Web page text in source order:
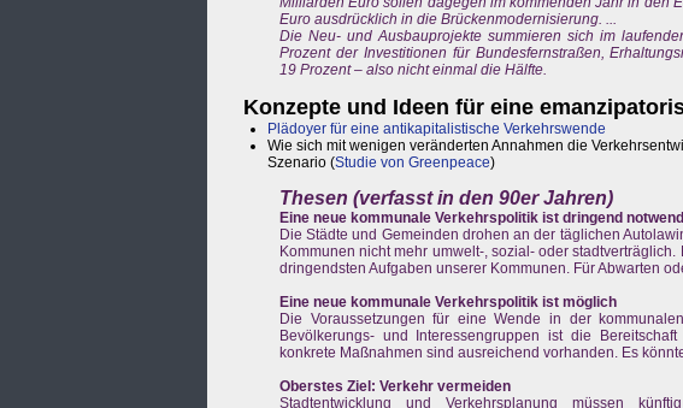
Euro ausdrücklich in die Brückenmodernisierung. ...
Die Neu- und Ausbauprojekte summieren sich im
Prozent der Investitionen für Bundesfernstraßen,
19 Prozent – also nicht einmal die Hälfte.
Konzepte und Ideen für eine
Plädoyer für eine antikapitalistische Verkehrswende
Wie sich mit wenigen veränderten Annahmen die
Szenario (Studie von Greenpeace)
Thesen (verfasst in den 90er Jahren)
Eine neue kommunale Verkehrspolitik ist dringend
Die Städte und Gemeinden drohen an der täglichen
Kommunen nicht mehr umwelt-, sozial- oder
dringendsten Aufgaben unserer Kommunen. Für Abwarten
Eine neue kommunale Verkehrspolitik ist möglich
Die Voraussetzungen für eine Wende in der
Bevölkerungs- und Interessengruppen ist die
konkrete Maßnahmen sind ausreichend vorhanden. Es
Oberstes Ziel: Verkehr vermeiden
Stadtentwicklung und Verkehrsplanung müssen